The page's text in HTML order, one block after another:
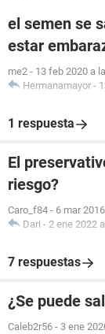
el semen se
estar
me2 - 13 feb 2020 a
Hermanamayor -
1 respuesta
El
riesgo?
Caro_f84 - 6 mar
Dari - 2 ene 2022
7 respuestas
¿Se puede
Caleb2r56 - 3 ene